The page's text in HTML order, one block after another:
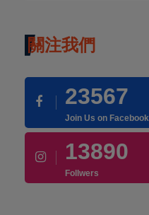
關注我們
23567
Join Us on Facebook
13890
Follwers